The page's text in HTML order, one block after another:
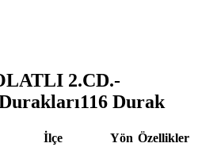
2.CD.-
116 Durak
İlçe Yön Özellikler